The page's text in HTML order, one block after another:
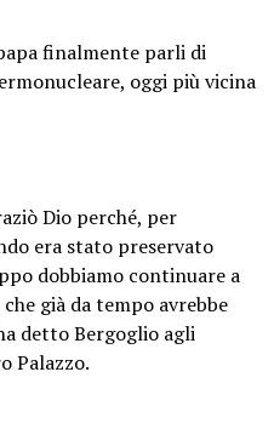
finalmente parli di
oggi più vicina
Dio perché, per
era stato preservato
dobbiamo continuare a
già da tempo avrebbe
detto Bergoglio agli
Palazzo.